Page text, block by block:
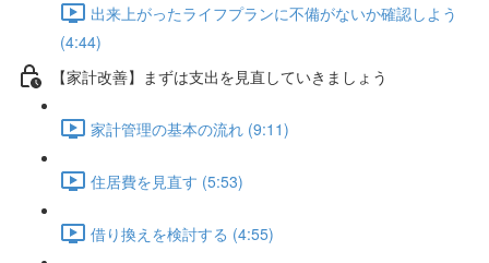
出来上がったライフプランに不備がないか確認しよう
(4:44)
【家計改善】まずは支出を見直していきましょう
家計管理の基本の流れ (9:11)
住居費を見直す (5:53)
借り換えを検討する (4:55)